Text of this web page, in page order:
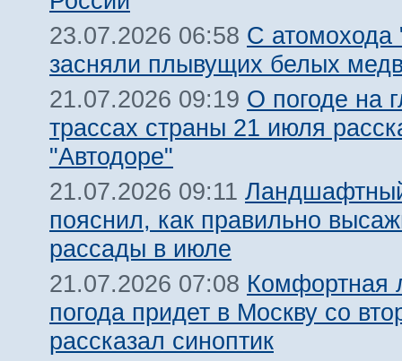
23.07.2026 06:58 С атомохода
засняли плывущих белых
21.07.2026 09:19 О погоде на
трассах страны 21 июля
"Автодоре"
21.07.2026 09:11
пояснил, как правильно
рассады в июле
21.07.2026 07:08 Комфортная
погода придет в Москву со
рассказал синоптик